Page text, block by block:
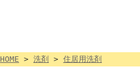
HOME > 洗剤 > 住居用洗剤